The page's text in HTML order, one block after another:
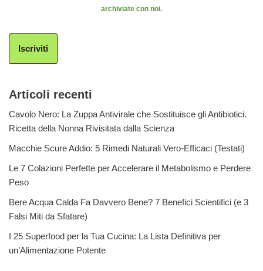
archiviate con noi.
Iscriviti
Articoli recenti
Cavolo Nero: La Zuppa Antivirale che Sostituisce gli Antibiotici.
Ricetta della Nonna Rivisitata dalla Scienza
Macchie Scure Addio: 5 Rimedi Naturali Vero-Efficaci (Testati)
Le 7 Colazioni Perfette per Accelerare il Metabolismo e Perdere
Peso
Bere Acqua Calda Fa Davvero Bene? 7 Benefici Scientifici (e 3
Falsi Miti da Sfatare)
I 25 Superfood per la Tua Cucina: La Lista Definitiva per
un’Alimentazione Potente